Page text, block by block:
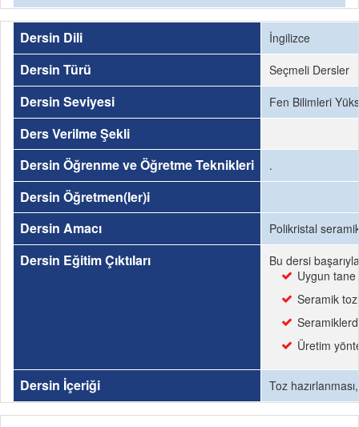
Dersin Dili İngilizce
Dersin Türü Seçmeli Dersler
Dersin Seviyesi Fen Bilimleri
Ders Verilme Şekli
Dersin Öğrenme ve Öğretme Teknikleri
.
Dersin Öğretmen(ler)i
Dersin Amacı
Polikristal
Dersin Eğitim Çıktıları
Bu dersi
Uygun
Seramik
Üretim
Dersin İçeriği Toz